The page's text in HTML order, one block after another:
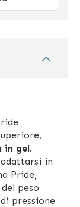
in gel.
in
Pride,
peso
pressione